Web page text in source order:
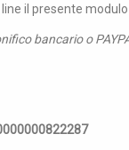
line il presente modulo
bancario o